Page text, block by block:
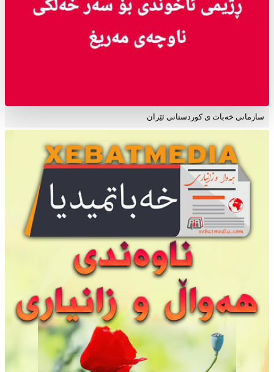
سازمانی خەبات ی کوردستانی ئێران